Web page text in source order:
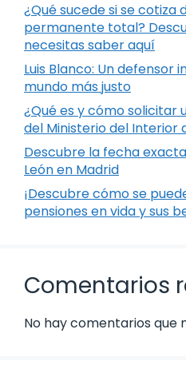
¿Qué sucede si se
permanente total?
necesitas saber aquí
Luis Blanco: Un defensor
mundo más justo
¿Qué es y cómo
del Ministerio del Interior
Descubre la fecha
León en Madrid
¡Descubre cómo se
pensiones en vida y sus
Comentarios
No hay comentarios que